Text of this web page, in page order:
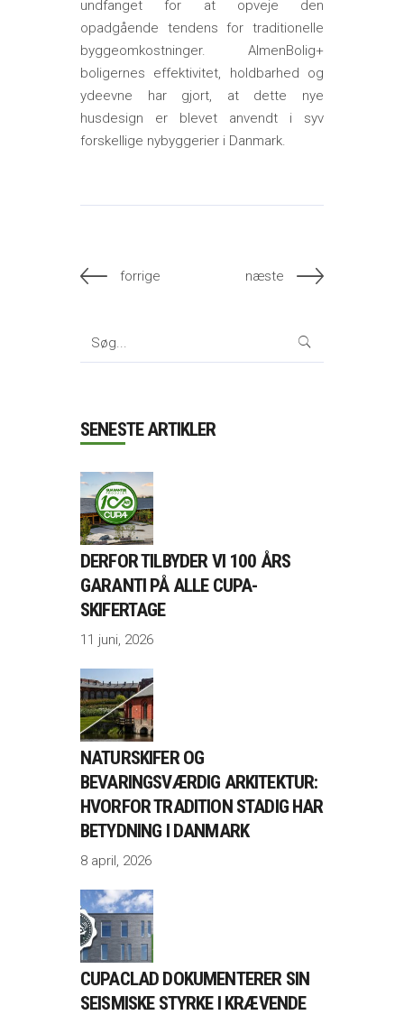
undfanget for at opveje den
opadgående tendens for traditionelle
byggeomkostninger. AlmenBolig+
boligernes effektivitet, holdbarhed og
ydeevne har gjort, at dette nye
husdesign er blevet anvendt i syv
forskellige nybyggerier i Danmark.
forrige næste
Search
SENESTE ARTIKLER
DERFOR TILBYDER VI 100 ÅRS
GARANTI PÅ ALLE CUPA-
SKIFERTAGE
11 juni, 2026
NATURSKIFER OG
BEVARINGSVÆRDIG ARKITEKTUR:
HVORFOR TRADITION STADIG HAR
BETYDNING I DANMARK
8 april, 2026
CUPACLAD DOKUMENTERER SIN
SEISMISKE STYRKE I KRÆVENDE